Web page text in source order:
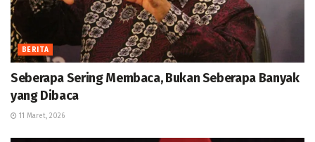
BERITA
Seberapa Sering Membaca, Bukan Seberapa Banyak
yang Dibaca
11 Maret, 2026